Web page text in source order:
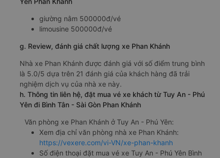
giường nằm 500000đ/vé
limousine 500000đ/vé
g. Review, đánh giá chất lượng xe Phan Khánh
Nhà xe Phan Khánh được đánh giá với số điểm trung bình
là 5.0/5 dựa trên 21 đánh giá của khách hàng đã trải
nghiệm dịch vụ của nhà xe này.
h. Thông tin liên hệ, đặt mua vé xe khách từ Tuy An - Phú
Yên đi Bình Tân - Sài Gòn Phan Khánh
Văn phòng xe Phan Khánh ở Tuy An - Phú Yên:
Xem địa chỉ văn phòng nhà xe Phan Khánh:
https://vexere.com/vi-VN/xe-phan-khanh
Số điện thoại đặt mua vé xe Tuy An - Phú Yên Bình